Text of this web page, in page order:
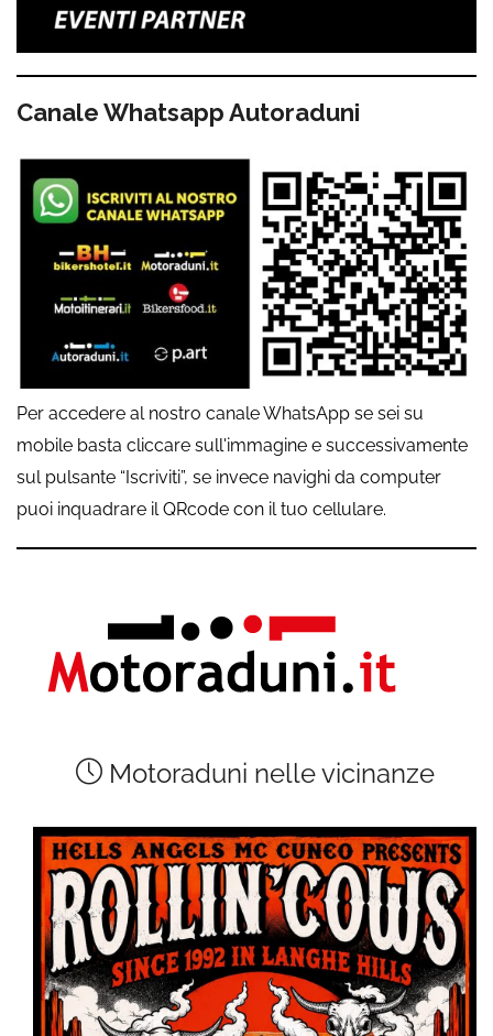
Canale Whatsapp Autoraduni
Per accedere al nostro canale WhatsApp se sei su
mobile basta cliccare sull'immagine e successivamente
sul pulsante “Iscriviti”, se invece navighi da computer
puoi inquadrare il QRcode con il tuo cellulare.
Motoraduni nelle vicinanze